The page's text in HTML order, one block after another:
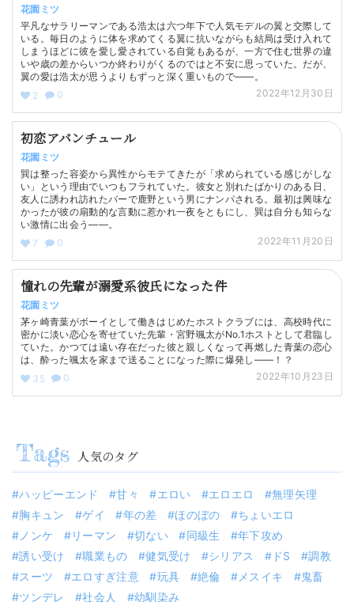
花園ミツ
平凡なサラリーマンである浩太は六つ年下で人気モデルの翼と交際して
いる。毎日のように体を求めてくる翼に抗いながらも結局は受け入れて
しまうほどに彼を愛し愛されている自覚もあるが、一方で住む世界の違
いや歳の差からいつか終わりがくるのではと不安に思っていた。だが、
翼の愛は浩太が思うよりもずっと深く重いもので——。
2
0 2022年12月30日
初恋アバンチュール
花園ミツ
巽は整った容姿から異性からモテてきたが「求められている感じがしな
い」という理由でいつもフラれていた。彼女と別れたばかりのある日、
友人に誘われ訪れたバーで鹿野という男にナンパされる。最初は興味な
かったが彼の扇動的な言動に惹かれ一夜をともにし、巽は自分も知らな
い激情に出会う——。
7
0 2022年11月20日
憧れの先輩が溺愛系彼氏になった件
花園ミツ
茅ヶ崎青葉がボーイとして働きはじめたホストクラブには、高校時代に
密かに淡い恋心を寄せていた先輩・宮野颯太がNo.1ホストとして君臨し
ていた。かつては遠い存在だった彼と親しくなって再燃した青葉の恋心
は、酔った颯太を家まで送ることになった際に爆発し——！？
35
0 2022年10月23日
人気のタグ
ハッピーエンド 甘々 エロい エロエロ
無理矢理
胸キュン
ゲイ 年の差 ほのぼの
ちょいエロ
ノンケ
リーマン 切ない 同級生
年下攻め
誘い受け
職業もの 健気受け シリアス ドS
調教
スーツ
エロすぎ注意 玩具 絶倫 メスイキ
鬼畜
ツンデレ
社会人 幼馴染み